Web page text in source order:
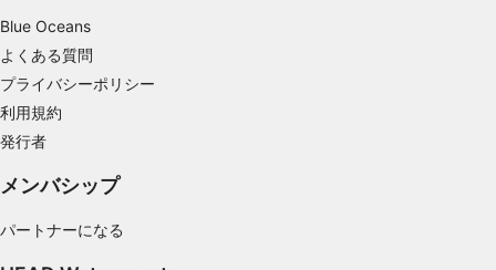
Blue Oceans
よくある質問
プライバシーポリシー
利用規約
発行者
メンバシップ
パートナーになる
ファイルを利用する
広告のパフォーマンスを測定する
コンテンツのパフォーマンスを測定する
み合わせてユーザー層を理解する
サービスを開発・改良する